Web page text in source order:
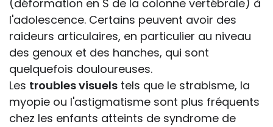
(déformation en S de la colonne vertébrale) à
l'adolescence. Certains peuvent avoir des
raideurs articulaires, en particulier au niveau
des genoux et des hanches, qui sont
quelquefois douloureuses.
Les troubles visuels tels que le strabisme, la
myopie ou l'astigmatisme sont plus fréquents
chez les enfants atteints de syndrome de